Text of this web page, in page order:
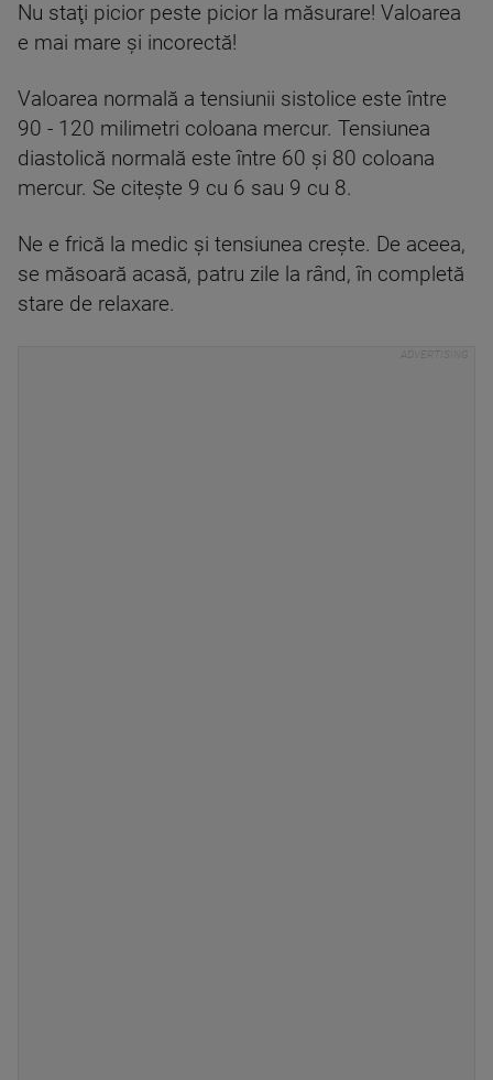
Nu staţi picior peste picior la măsurare! Valoarea
e mai mare şi incorectă!
Valoarea normală a tensiunii sistolice este între
90 - 120 milimetri coloana mercur. Tensiunea
diastolică normală este între 60 şi 80 coloana
mercur. Se citeşte 9 cu 6 sau 9 cu 8.
Ne e frică la medic şi tensiunea creşte. De aceea,
se măsoară acasă, patru zile la rând, în completă
stare de relaxare.